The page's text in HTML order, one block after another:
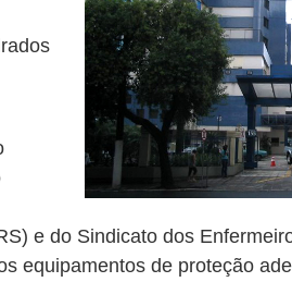
e do Sindicato dos
equipamentos de proteção